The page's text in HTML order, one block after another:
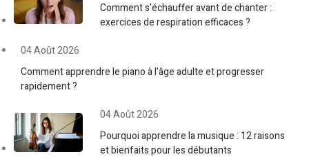
Comment s'échauffer avant de chanter :
exercices de respiration efficaces ?
04 Août 2026
Comment apprendre le piano à l'âge adulte et progresser
rapidement ?
04 Août 2026
Pourquoi apprendre la musique : 12 raisons
et bienfaits pour les débutants